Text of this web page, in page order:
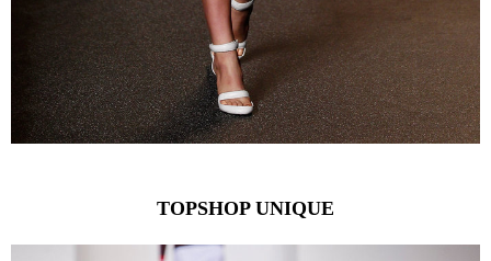
TOPSHOP UNIQUE